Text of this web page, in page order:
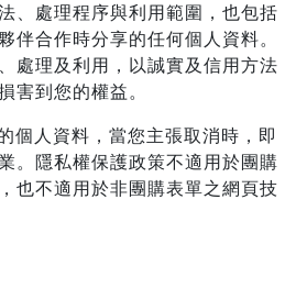
、處理程序與利用範圍，也包括
伴合作時分享的任何個人資料。
處理及利用，以誠實及信用方法
害到您的權益。
個人資料，當您主張取消時，即
。隱私權保護政策不適用於團購
也不適用於非團購表單之網頁技